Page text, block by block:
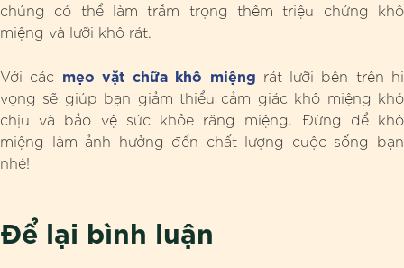
chúng có thể làm trầm trọng thêm triệu chứng khô
miệng và lưỡi khô rát.
Với các mẹo vặt chữa khô miệng rát lưỡi bên trên hi
vọng sẽ giúp bạn giảm thiểu cảm giác khô miệng khó
chịu và bảo vệ sức khỏe răng miệng. Đừng để khô
miệng làm ảnh hưởng đến chất lượng cuộc sống bạn
nhé!
Để lại bình luận